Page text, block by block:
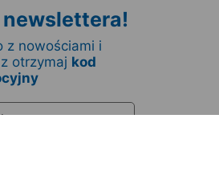
z nowościami i
otrzymaj kod